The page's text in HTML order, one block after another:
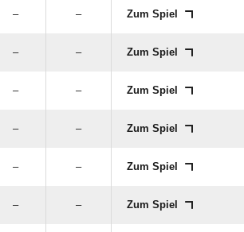
– – Zum Spiel
– – Zum Spiel
– – Zum Spiel
– – Zum Spiel
– – Zum Spiel
– – Zum Spiel